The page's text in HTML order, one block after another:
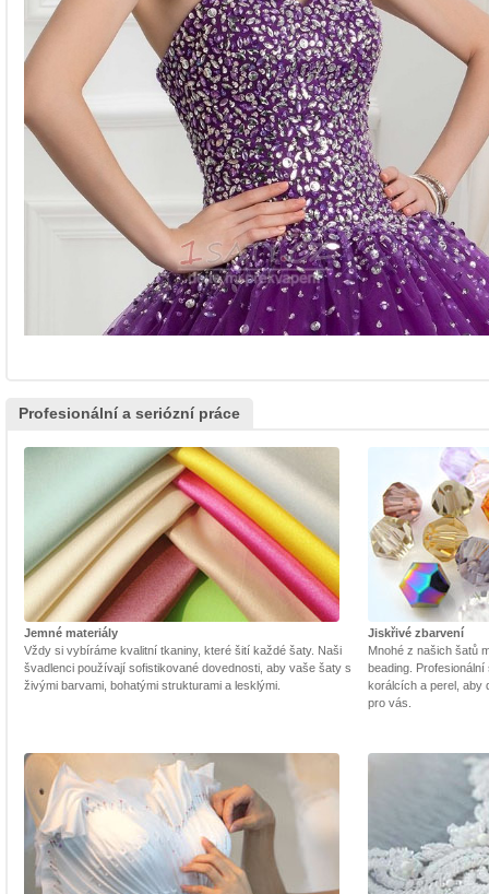
Profesionální a seriózní práce
Jemné materiály
Vždy si vybíráme kvalitní tkaniny, které šití každé šaty. Naši
švadlenci používají sofistikované dovednosti, aby vaše šaty s
živými barvami, bohatými strukturami a lesklými.
Jiskřivé zbarvení
Mnohé z našich šatů
beading.
korálcích a perel, aby
pro vás.